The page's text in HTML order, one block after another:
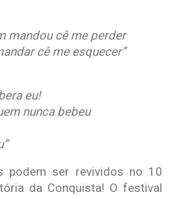
mandou cê me perder
cê me esquecer”
eu!
nunca bebeu
podem ser revividos no 10
da Conquista! O festival